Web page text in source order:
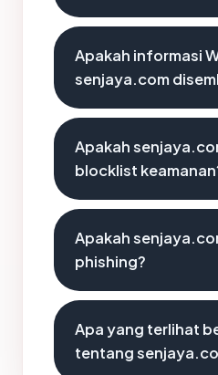
Apakah informasi
senjaya.com
Apakah
blocklist
Apakah
phishing?
Apa yang terlihat
tentang